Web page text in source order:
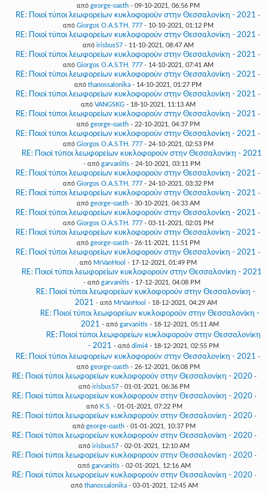
από george-oasth- 09-10-2021, 06:56 PM
RE: Ποιοί τύποι λεωφορείων κυκλοφορούν στην Θεσσαλονίκη - 2021 -
από Giorgos O.A.S.TH. 777- 10-10-2021, 01:12 PM
RE: Ποιοί τύποι λεωφορείων κυκλοφορούν στην Θεσσαλονίκη - 2021 -
από irisbus57- 11-10-2021, 08:47 AM
RE: Ποιοί τύποι λεωφορείων κυκλοφορούν στην Θεσσαλονίκη - 2021 -
από Giorgos O.A.S.TH. 777- 14-10-2021, 07:41 AM
RE: Ποιοί τύποι λεωφορείων κυκλοφορούν στην Θεσσαλονίκη - 2021 -
από thanossalonika - 14-10-2021, 01:27 PM
RE: Ποιοί τύποι λεωφορείων κυκλοφορούν στην Θεσσαλονίκη - 2021 -
από VANGSKG- 18-10-2021, 11:13 AM
RE: Ποιοί τύποι λεωφορείων κυκλοφορούν στην Θεσσαλονίκη - 2021 -
από george-oasth- 22-10-2021, 04:37 PM
RE: Ποιοί τύποι λεωφορείων κυκλοφορούν στην Θεσσαλονίκη - 2021 -
από Giorgos O.A.S.TH. 777- 24-10-2021, 02:53 PM
RE: Ποιοί τύποι λεωφορείων κυκλοφορούν στην Θεσσαλονίκη - 2021
- από garvanitis - 24-10-2021, 03:11 PM
RE: Ποιοί τύποι λεωφορείων κυκλοφορούν στην Θεσσαλονίκη - 2021 -
από Giorgos O.A.S.TH. 777- 24-10-2021, 03:32 PM
RE: Ποιοί τύποι λεωφορείων κυκλοφορούν στην Θεσσαλονίκη - 2021 -
από george-oasth- 30-10-2021, 04:33 AM
RE: Ποιοί τύποι λεωφορείων κυκλοφορούν στην Θεσσαλονίκη - 2021 -
από Giorgos O.A.S.TH. 777- 03-11-2021, 02:01 PM
RE: Ποιοί τύποι λεωφορείων κυκλοφορούν στην Θεσσαλονίκη - 2021 -
από george-oasth- 26-11-2021, 11:51 PM
RE: Ποιοί τύποι λεωφορείων κυκλοφορούν στην Θεσσαλονίκη - 2021 -
από MrVanHool - 17-12-2021, 01:49 PM
RE: Ποιοί τύποι λεωφορείων κυκλοφορούν στην Θεσσαλονίκη - 2021
- από garvanitis - 17-12-2021, 04:08 PM
RE: Ποιοί τύποι λεωφορείων κυκλοφορούν στην Θεσσαλονίκη -
2021 - από MrVanHool - 18-12-2021, 04:29 AM
RE: Ποιοί τύποι λεωφορείων κυκλοφορούν στην Θεσσαλονίκη -
2021 - από garvanitis- 18-12-2021, 05:11 AM
RE: Ποιοί τύποι λεωφορείων κυκλοφορούν στην Θεσσαλονίκη
- 2021 - από dimi4 - 18-12-2021, 02:55 PM
RE: Ποιοί τύποι λεωφορείων κυκλοφορούν στην Θεσσαλονίκη - 2021 -
από george-oasth- 26-12-2021, 06:08 PM
RE: Ποιοί τύποι λεωφορείων κυκλοφορούν στην Θεσσαλονίκη - 2020 -
από irisbus57 - 01-01-2021, 06:36 PM
RE: Ποιοί τύποι λεωφορείων κυκλοφορούν στην Θεσσαλονίκη - 2020 -
από K.S. - 01-01-2021, 07:22 PM
RE: Ποιοί τύποι λεωφορείων κυκλοφορούν στην Θεσσαλονίκη - 2020 -
από george-oasth - 01-01-2021, 10:37 PM
RE: Ποιοί τύποι λεωφορείων κυκλοφορούν στην Θεσσαλονίκη - 2020 -
από irisbus57 - 02-01-2021, 12:10 AM
RE: Ποιοί τύποι λεωφορείων κυκλοφορούν στην Θεσσαλονίκη - 2020 -
από garvanitis- 02-01-2021, 12:16 AM
RE: Ποιοί τύποι λεωφορείων κυκλοφορούν στην Θεσσαλονίκη - 2020 -
από thanossalonika- 03-01-2021, 12:45 AM